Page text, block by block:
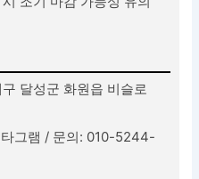
달성군 화원읍 비슬로
그램 / 문의: 010-5244-